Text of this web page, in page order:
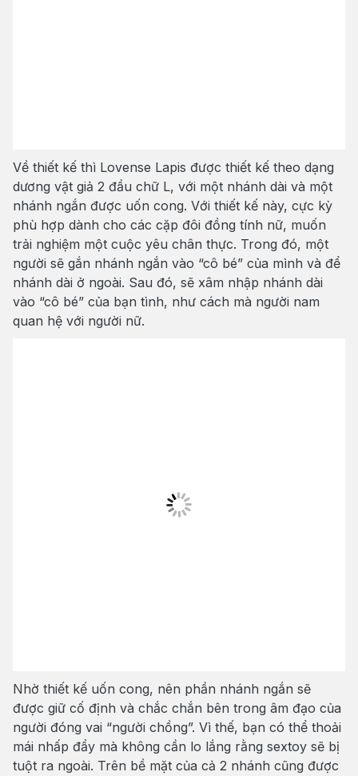
Về thiết kế thì Lovense Lapis được thiết kế theo dạng
dương vật giả 2 đầu chữ L, với một nhánh dài và một
nhánh ngắn được uốn cong. Với thiết kế này, cực kỳ
phù hợp dành cho các cặp đôi đồng tính nữ, muốn
trải nghiệm một cuộc yêu chân thực. Trong đó, một
người sẽ gắn nhánh ngắn vào “cô bé” của mình và để
nhánh dài ở ngoài. Sau đó, sẽ xâm nhập nhánh dài
vào “cô bé” của bạn tình, như cách mà người nam
quan hệ với người nữ.
Nhờ thiết kế uốn cong, nên phần nhánh ngắn sẽ
được giữ cố định và chắc chắn bên trong âm đạo của
người đóng vai “người chồng”. Vì thế, bạn có thể thoải
mái nhấp đẩy mà không cần lo lắng rằng sextoy sẽ bị
tuột ra ngoài. Trên bề mặt của cả 2 nhánh cũng được